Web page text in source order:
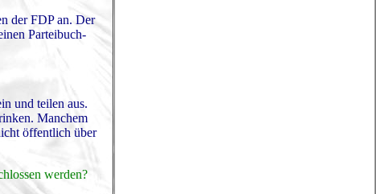
der FDP an. Der
Parteibuch-
und teilen aus.
Manchem
öffentlich über
werden?